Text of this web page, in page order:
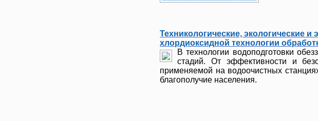
Техникологические, экологические
хлордиоксидной технологии
В технологии водоподготовки
стадий. От эффективности и
применяемой на водоочистных
благополучие населения.